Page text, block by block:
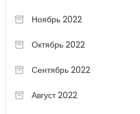
Ноябрь 2022
Октябрь 2022
Сентябрь 2022
Август 2022